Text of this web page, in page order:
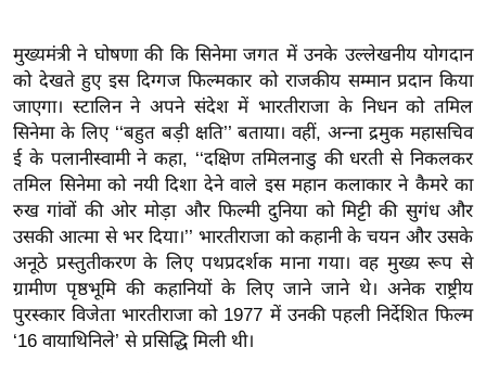
यं
ग
इं
डि
या
सा
हि
त्य
ज
ग
त
मुख्यमंत्री ने घोषणा की कि सिनेमा जगत में उनके उल्लेखनीय योगदान
को देखते हुए इस दिग्गज फिल्मकार को राजकीय सम्मान प्रदान किया
जाएगा। स्टालिन ने अपने संदेश में भारतीराजा के निधन को तमिल
सिनेमा के लिए ‘‘बहुत बड़ी क्षति’’ बताया। वहीं, अन्ना द्रमुक महासचिव
ई के पलानीस्वामी ने कहा, ‘‘दक्षिण तमिलनाडु की धरती से निकलकर
तमिल सिनेमा को नयी दिशा देने वाले इस महान कलाकार ने कैमरे का
रुख गांवों की ओर मोड़ा और फिल्मी दुनिया को मिट्टी की सुगंध और
उसकी आत्मा से भर दिया।’’ भारतीराजा को कहानी के चयन और उसके
अनूठे प्रस्तुतीकरण के लिए पथप्रदर्शक माना गया। वह मुख्य रूप से
ग्रामीण पृष्ठभूमि की कहानियों के लिए जाने जाने थे। अनेक राष्ट्रीय
पुरस्कार विजेता भारतीराजा को 1977 में उनकी पहली निर्देशित फिल्म
‘16 वायाथिनिले’ से प्रसिद्धि मिली थी।